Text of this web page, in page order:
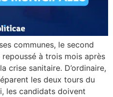
communes, le second
à trois mois après
crise sanitaire. D’ordinaire,
les deux tours du
les candidats doivent